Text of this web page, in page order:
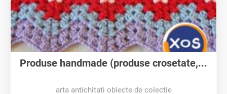
Produse handmade (produse crosetate,...
arta antichitati obiecte de colectie